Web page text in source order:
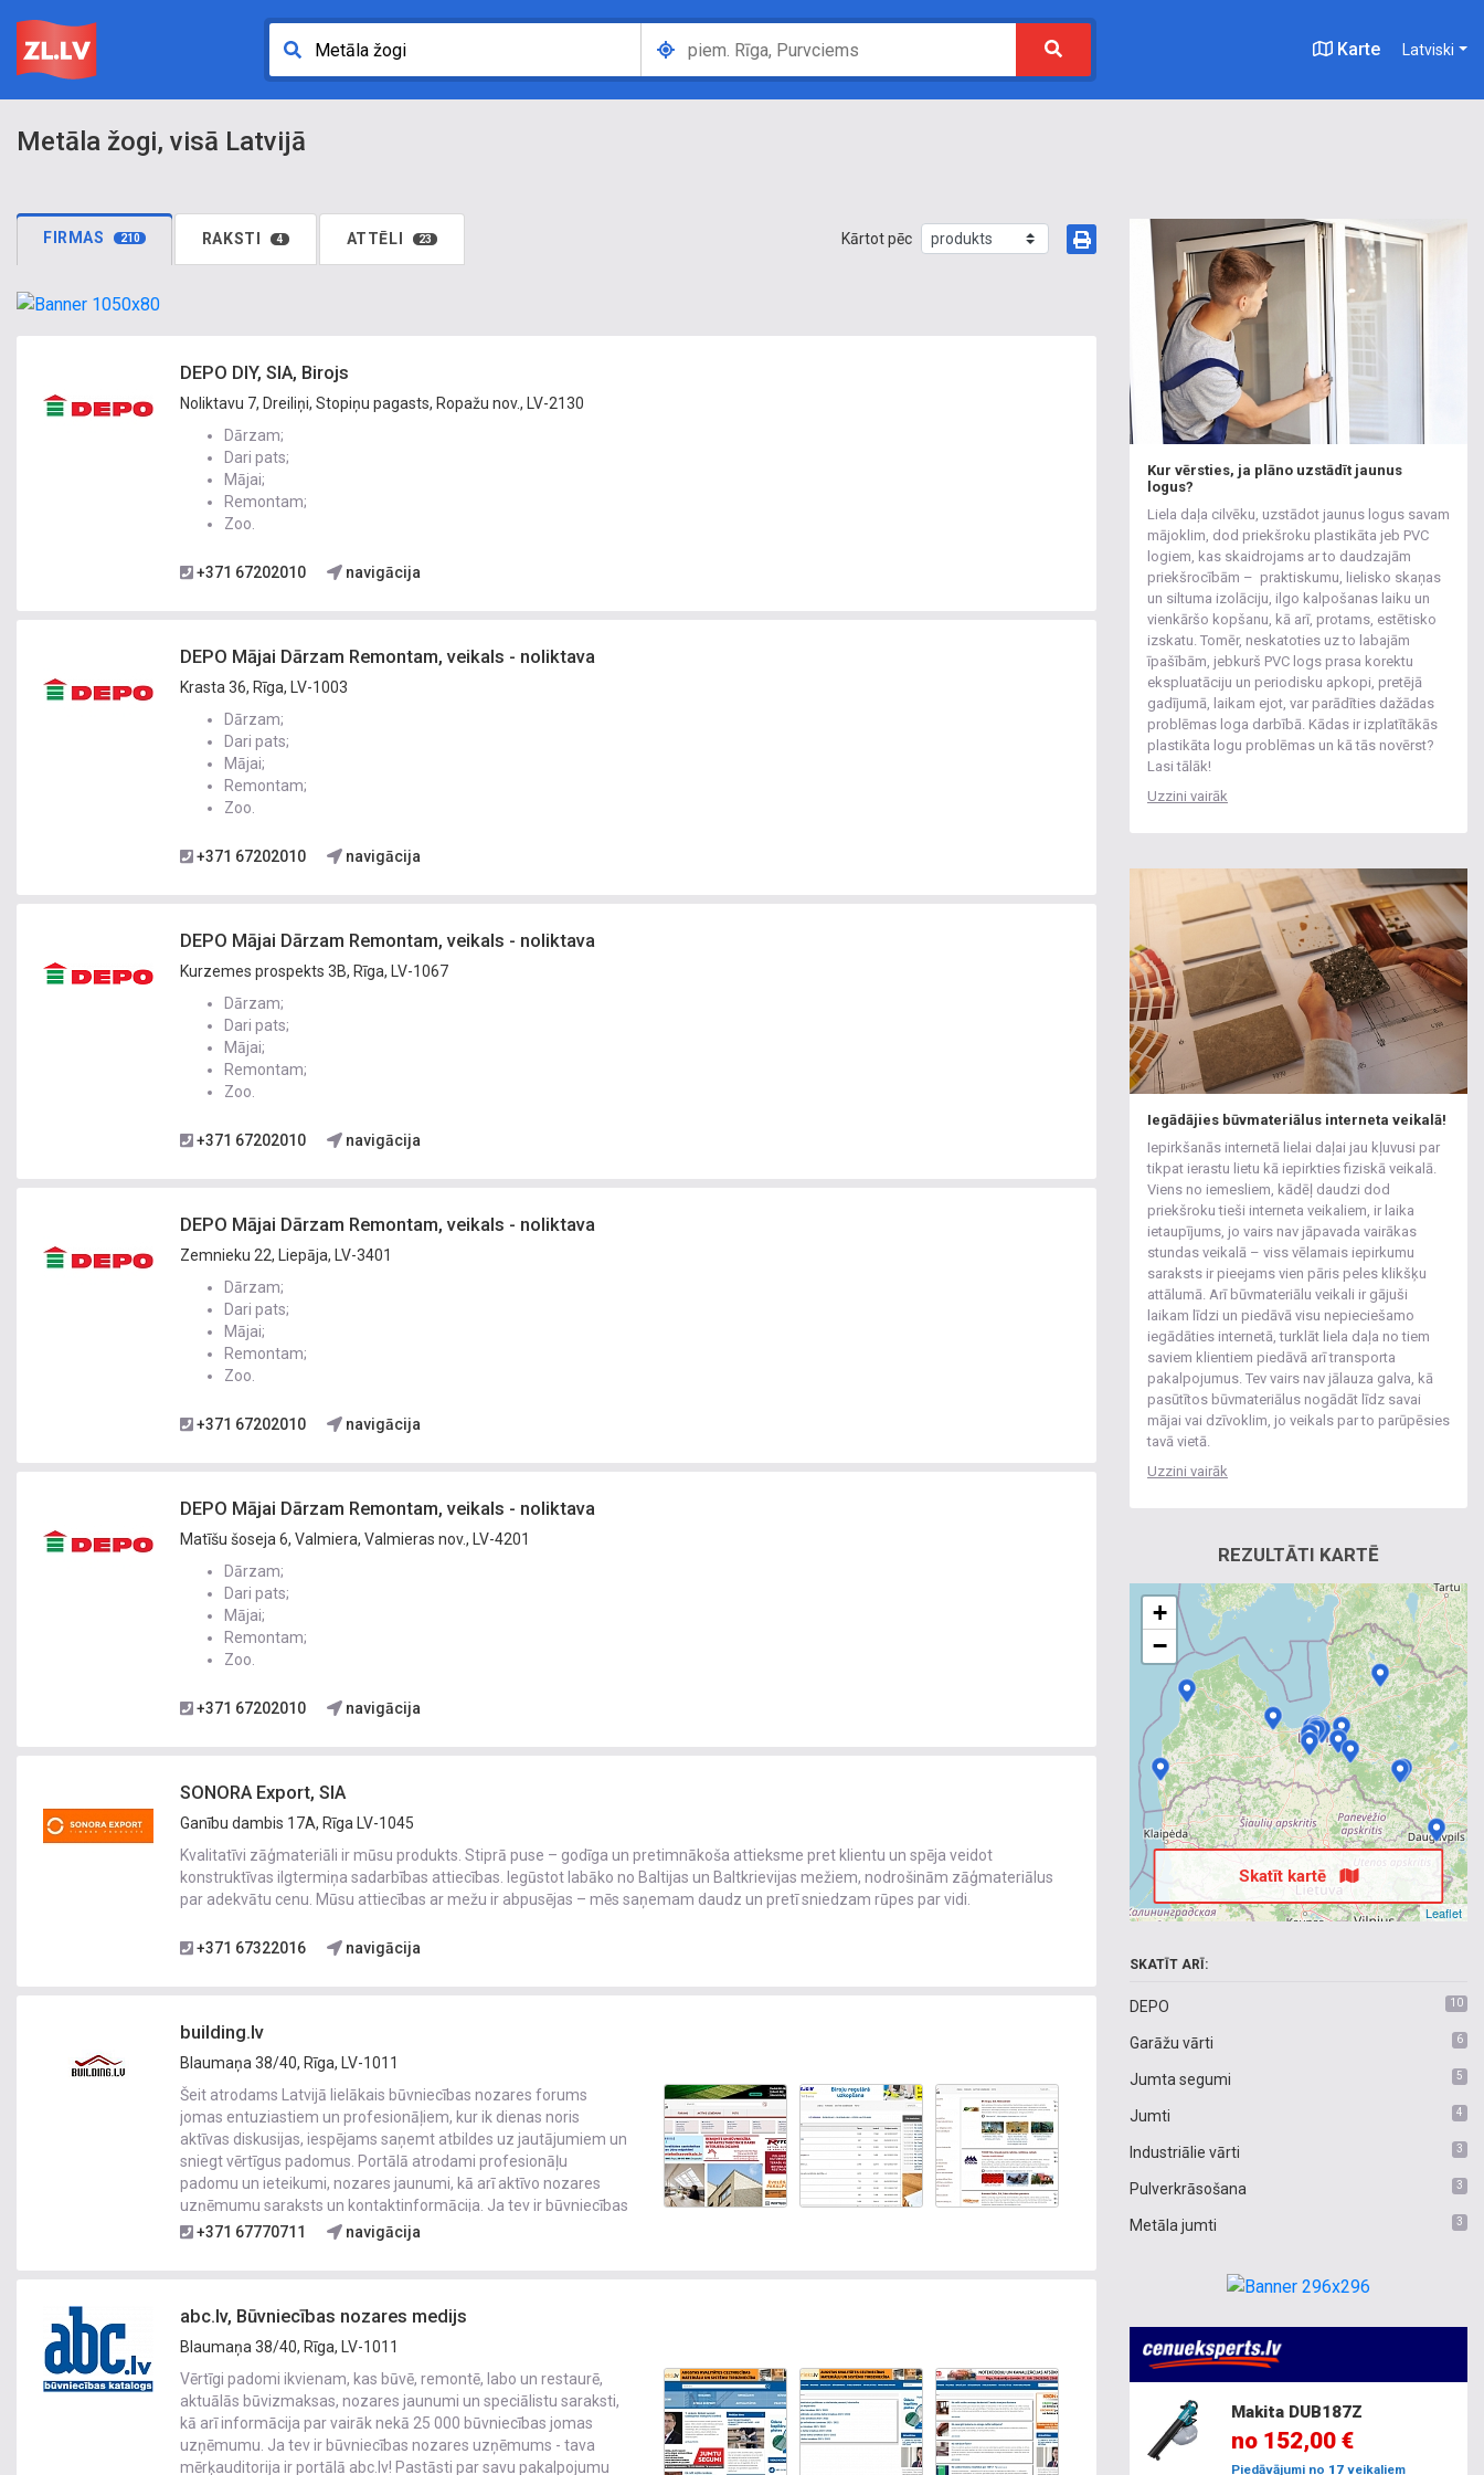
Karte Latviski
Metāla žogi, visā Latvijā
FIRMAS 210 RAKSTI 4 ATTĒLI 23 Kārtot pēc
DEPO DIY, SIA, Birojs
Noliktavu 7, Dreiliņi, Stopiņu pagasts, Ropažu nov., LV-2130
Dārzam;
Dari pats;
Mājai;
Remontam;
Zoo.
+371 67202010 navigācija
DEPO Mājai Dārzam Remontam, veikals - noliktava
Krasta 36, Rīga, LV-1003
Dārzam;
Dari pats;
Mājai;
Remontam;
Zoo.
+371 67202010 navigācija
DEPO Mājai Dārzam Remontam, veikals - noliktava
Kurzemes prospekts 3B, Rīga, LV-1067
Dārzam;
Dari pats;
Mājai;
Remontam;
Zoo.
+371 67202010 navigācija
DEPO Mājai Dārzam Remontam, veikals - noliktava
Zemnieku 22, Liepāja, LV-3401
Dārzam;
Dari pats;
Mājai;
Remontam;
Zoo.
+371 67202010 navigācija
DEPO Mājai Dārzam Remontam, veikals - noliktava
Matīšu šoseja 6, Valmiera, Valmieras nov., LV-4201
Dārzam;
Dari pats;
Mājai;
Remontam;
Zoo.
+371 67202010 navigācija
SONORA Export, SIA
Ganību dambis 17A, Rīga LV-1045
Kvalitatīvi zāģmateriāli ir mūsu produkts. Stiprā puse – godīga un pretimnākoša attieksme pret klientu un spēja veidot
konstruktīvas ilgtermiņa sadarbības attiecības. Iegūstot labāko no Baltijas un Baltkrievijas mežiem, nodrošinām zāģmateriālus
par adekvātu cenu. Mūsu attiecības ar mežu ir abpusējas – mēs saņemam daudz un pretī sniedzam rūpes par vidi.
+371 67322016 navigācija
building.lv
Blaumaņa 38/40, Rīga, LV-1011
Šeit atrodams Latvijā lielākais būvniecības nozares forums
jomas entuziastiem un profesionāļiem, kur ik dienas noris
aktīvas diskusijas, iespējams saņemt atbildes uz jautājumiem un
sniegt vērtīgus padomus. Portālā atrodami profesionāļu
padomu un ieteikumi, nozares jaunumi, kā arī aktīvo nozares
uzņēmumu saraksts un kontaktinformācija. Ja tev ir būvniecības
nozares uzņēmums - tava mērķauditorija ir portālā building.lv! Pastāsti par savu pakalpojumu vai preci, uzlabo atrodamību,
digitālā mārketinga risinājumus!
+371 67770711 navigācija
abc.lv, Būvniecības nozares medijs
Blaumaņa 38/40, Rīga, LV-1011
Vērtīgi padomi ikvienam, kas būvē, remontē, labo un restaurē,
aktuālās būvizmaksas, nozares jaunumi un speciālistu saraksti,
kā arī informācija par vairāk nekā 25 000 būvniecības jomas
uzņēmumu. Ja tev ir būvniecības nozares uzņēmums - tava
mērķauditorija ir portālā abc.lv! Pastāsti par savu pakalpojumu
Kur vērsties, ja plāno uzstādīt jaunus
logus?
Liela daļa cilvēku, uzstādot jaunus logus savam
mājoklim, dod priekšroku plastikāta jeb PVC
logiem, kas skaidrojams ar to daudzajām
priekšrocībām – praktiskumu, lielisko skaņas
un siltuma izolāciju, ilgo kalpošanas laiku un
vienkāršo kopšanu, kā arī, protams, estētisko
izskatu. Tomēr, neskatoties uz to labajām
īpašībām, jebkurš PVC logs prasa korektu
ekspluatāciju un periodisku apkopi, pretējā
gadījumā, laikam ejot, var parādīties dažādas
problēmas loga darbībā. Kādas ir izplatītākās
plastikāta logu problēmas un kā tās novērst?
Lasi tālāk!
Uzzini vairāk
Iegādājies būvmateriālus interneta veikalā!
Iepirkšanās internetā lielai daļai jau kļuvusi par
tikpat ierastu lietu kā iepirkties fiziskā veikalā.
Viens no iemesliem, kādēļ daudzi dod
priekšroku tieši interneta veikaliem, ir laika
ietaupījums, jo vairs nav jāpavada vairākas
stundas veikalā – viss vēlamais iepirkumu
saraksts ir pieejams vien pāris peles klikšķu
attālumā. Arī būvmateriālu veikali ir gājuši
laikam līdzi un piedāvā visu nepieciešamo
iegādāties internetā, turklāt liela daļa no tiem
saviem klientiem piedāvā arī transporta
pakalpojumus. Tev vairs nav jālauza galva, kā
pasūtītos būvmateriālus nogādāt līdz savai
mājai vai dzīvoklim, jo veikals par to parūpēsies
tavā vietā.
Uzzini vairāk
REZULTĀTI KARTĒ
+
−
Leaflet
Skatīt kartē
SKATĪT ARĪ:
DEPO 10
Garāžu vārti 6
Jumta segumi 5
Jumti 4
Industriālie vārti 3
Pulverkrāsošana 3
Metāla jumti 3
Makita DUB187Z
no 152,00 €
Piedāvājumi no 17 veikaliem